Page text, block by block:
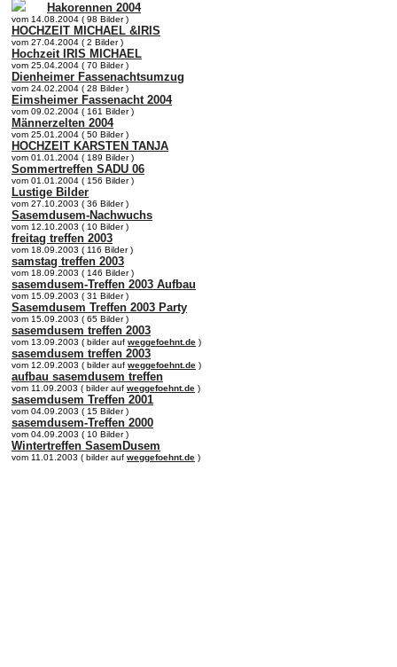
Hakorennen 2004
vom 14.08.2004 ( 98 Bilder )
HOCHZEIT MICHAEL &IRIS
vom 27.04.2004 ( 2 Bilder )
Hochzeit IRIS MICHAEL
vom 25.04.2004 ( 70 Bilder )
Dienheimer Fassenachtsumzug
vom 24.02.2004 ( 28 Bilder )
Eimsheimer Fassenacht 2004
vom 09.02.2004 ( 161 Bilder )
Männerzelten 2004
vom 25.01.2004 ( 50 Bilder )
HOCHZEIT KARSTEN TANJA
vom 01.01.2004 ( 189 Bilder )
Sommertreffen SADU 06
vom 01.01.2004 ( 156 Bilder )
Lustige Bilder
vom 27.10.2003 ( 36 Bilder )
Sasemdusem-Nachwuchs
vom 12.10.2003 ( 10 Bilder )
freitag treffen 2003
vom 18.09.2003 ( 116 Bilder )
samstag treffen 2003
vom 18.09.2003 ( 146 Bilder )
sasemdusem-Treffen 2003 Aufbau
vom 15.09.2003 ( 31 Bilder )
Sasemdusem Treffen 2003 Party
vom 15.09.2003 ( 65 Bilder )
sasemdusem treffen 2003
vom 13.09.2003 ( bilder auf weggefoehnt.de )
sasemdusem treffen 2003
vom 12.09.2003 ( bilder auf weggefoehnt.de )
aufbau sasemdusem treffen
vom 11.09.2003 ( bilder auf weggefoehnt.de )
sasemdusem Treffen 2001
vom 04.09.2003 ( 15 Bilder )
sasemdusem-Treffen 2000
vom 04.09.2003 ( 10 Bilder )
Wintertreffen SasemDusem
vom 11.01.2003 ( bilder auf weggefoehnt.de )